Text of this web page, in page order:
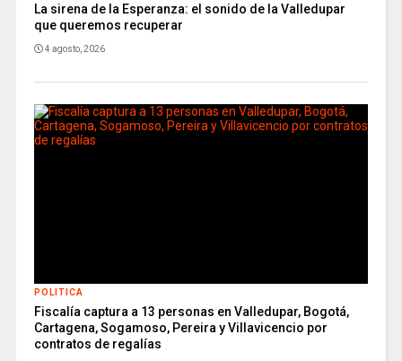
La sirena de la Esperanza: el sonido de la Valledupar
que queremos recuperar
4 agosto, 2026
POLITICA
Fiscalía captura a 13 personas en Valledupar, Bogotá,
Cartagena, Sogamoso, Pereira y Villavicencio por
contratos de regalías